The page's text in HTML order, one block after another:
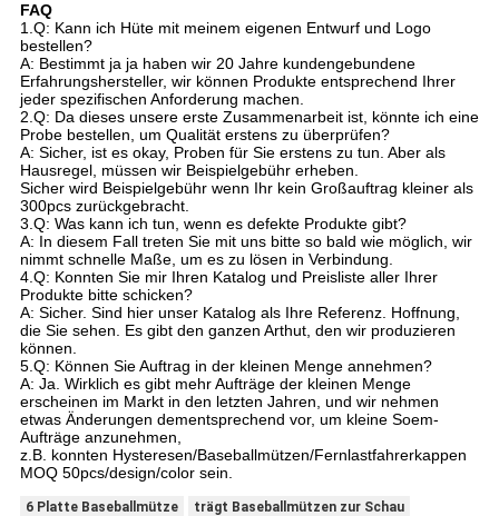
FAQ
1.Q: Kann ich Hüte mit meinem eigenen Entwurf und Logo
bestellen?
A: Bestimmt ja ja haben wir 20 Jahre kundengebundene
Erfahrungshersteller, wir können Produkte entsprechend Ihrer
jeder spezifischen Anforderung machen.
2.Q: Da dieses unsere erste Zusammenarbeit ist, könnte ich eine
Probe bestellen, um Qualität erstens zu überprüfen?
A: Sicher, ist es okay, Proben für Sie erstens zu tun. Aber als
Hausregel, müssen wir Beispielgebühr erheben.
Sicher wird Beispielgebühr wenn Ihr kein Großauftrag kleiner als
300pcs zurückgebracht.
3.Q: Was kann ich tun, wenn es defekte Produkte gibt?
A: In diesem Fall treten Sie mit uns bitte so bald wie möglich, wir
nimmt schnelle Maße, um es zu lösen in Verbindung.
4.Q: Konnten Sie mir Ihren Katalog und Preisliste aller Ihrer
Produkte bitte schicken?
A: Sicher. Sind hier unser Katalog als Ihre Referenz. Hoffnung,
die Sie sehen. Es gibt den ganzen Arthut, den wir produzieren
können.
5.Q: Können Sie Auftrag in der kleinen Menge annehmen?
A: Ja. Wirklich es gibt mehr Aufträge der kleinen Menge
erscheinen im Markt in den letzten Jahren, und wir nehmen
etwas Änderungen dementsprechend vor, um kleine Soem-
Aufträge anzunehmen,
z.B. konnten Hysteresen/Baseballmützen/Fernlastfahrerkappen
MOQ 50pcs/design/color sein.
6 Platte Baseballmütze
trägt Baseballmützen zur Schau